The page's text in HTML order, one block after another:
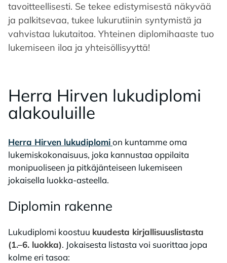
tavoitteellisesti. Se tekee edistymisestä näkyvää
ja palkitsevaa, tukee lukurutiinin syntymistä ja
vahvistaa lukutaitoa. Yhteinen diplomihaaste tuo
lukemiseen iloa ja yhteisöllisyyttä!
Her­ra Hir­ven lu­ku­diplo­mi
ala­kou­luil­le
Herra Hirven lukudiplomion kuntamme oma
lukemiskokonaisuus, joka kannustaa oppilaita
monipuoliseen ja pitkäjänteiseen lukemiseen
jokaisella luokka-asteella.
Diplo­min ra­ken­ne
Lukudiplomi koostuu kuudesta kirjallisuuslistasta
(1.–6. luokka). Jokaisesta listasta voi suorittaa jopa
kolme eri tasoa: